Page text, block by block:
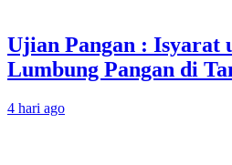
Ujian Pangan : Isyarat
Lumbung Pangan di
4 hari ago